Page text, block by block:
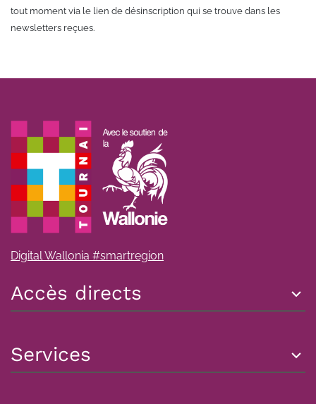
tout moment via le lien de désinscription qui se trouve dans les
newsletters reçues.
Digital Wallonia #smartregion
Accès directs
Services